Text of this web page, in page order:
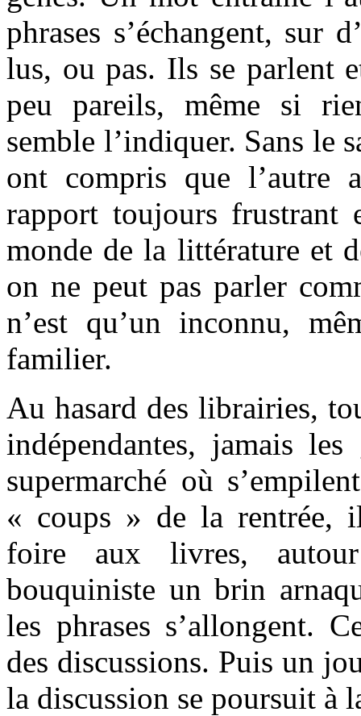
phrases s’échangent, sur
lus, ou pas. Ils se parlent
peu pareils, même si
semble l’indiquer. Sans le
ont compris que l’autre
rapport toujours frustrant
monde de la littérature et
on ne peut pas parler
n’est qu’un inconnu,
familier.
Au hasard des librairies,
indépendantes, jamais
supermarché où
« coups » de la rentrée,
foire aux livres,
bouquiniste un brin
les phrases s’allongent.
des discussions. Puis un
la discussion se poursuit à